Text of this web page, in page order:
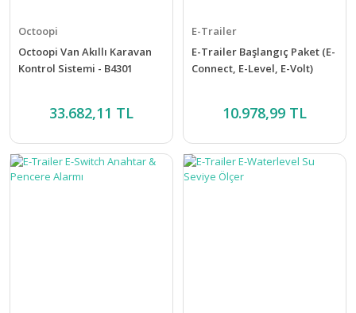
Octoopi
Octoopi Van Akıllı Karavan
Kontrol Sistemi - B4301
33.682,11 TL
E-Trailer
E-Trailer Başlangıç Paket (E-
Connect, E-Level, E-Volt)
10.978,99 TL